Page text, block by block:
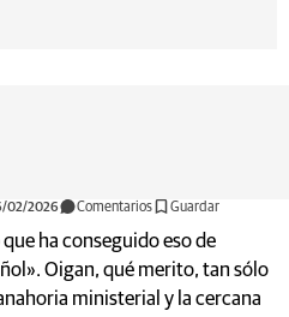
02/2026 Comentarios Guardar
ha conseguido eso de
Oigan, qué merito, tan sólo
ministerial y la cercana